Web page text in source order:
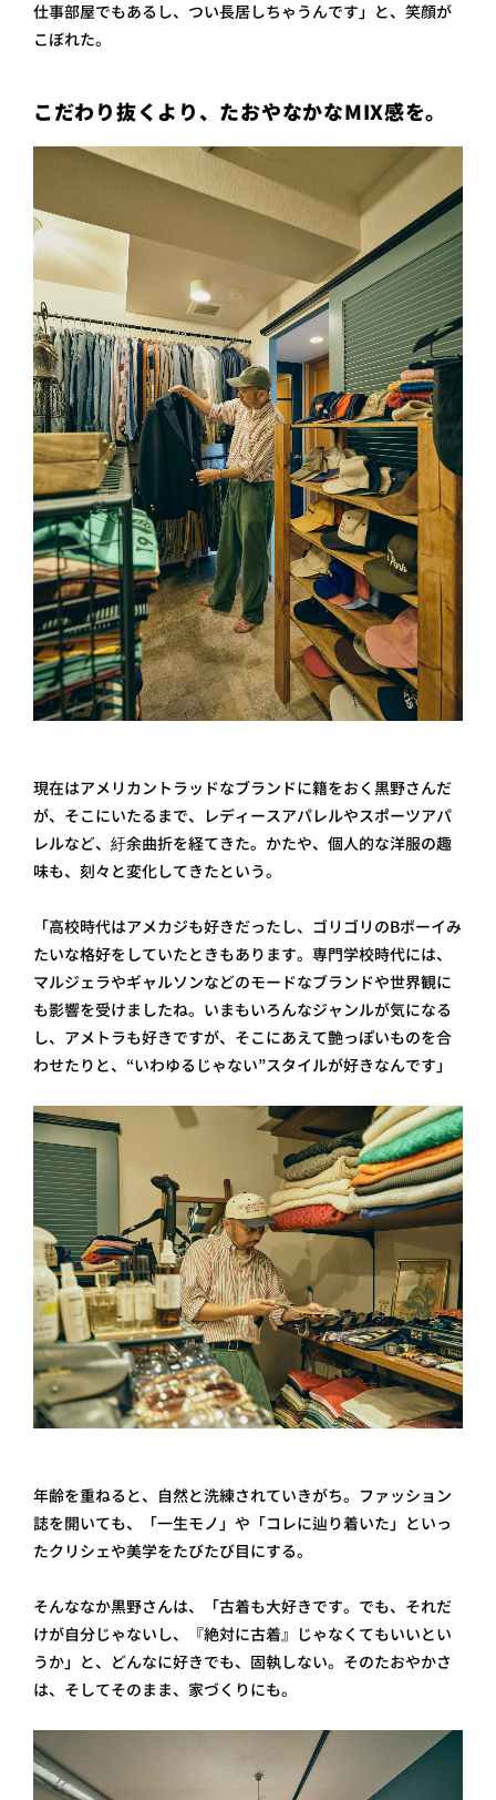
仕事部屋でもあるし、つい長居しちゃうんです」と、笑顔が
こぼれた。
こだわり抜くより、たおやなかなMIX感を。
現在はアメリカントラッドなブランドに籍をおく黒野さんだ
が、そこにいたるまで、レディースアパレルやスポーツアパ
レルなど、紆余曲折を経てきた。かたや、個人的な洋服の趣
味も、刻々と変化してきたという。
「高校時代はアメカジも好きだったし、ゴリゴリのBボーイみ
たいな格好をしていたときもあります。専門学校時代には、
マルジェラやギャルソンなどのモードなブランドや世界観に
も影響を受けましたね。いまもいろんなジャンルが気になる
し、アメトラも好きですが、そこにあえて艶っぽいものを合
わせたりと、“いわゆるじゃない”スタイルが好きなんです」
年齢を重ねると、自然と洗練されていきがち。ファッション
誌を開いても、「一生モノ」や「コレに辿り着いた」といっ
たクリシェや美学をたびたび目にする。
そんななか黒野さんは、「古着も大好きです。でも、それだ
けが自分じゃないし、『絶対に古着』じゃなくてもいいとい
うか」と、どんなに好きでも、固執しない。そのたおやかさ
は、そしてそのまま、家づくりにも。